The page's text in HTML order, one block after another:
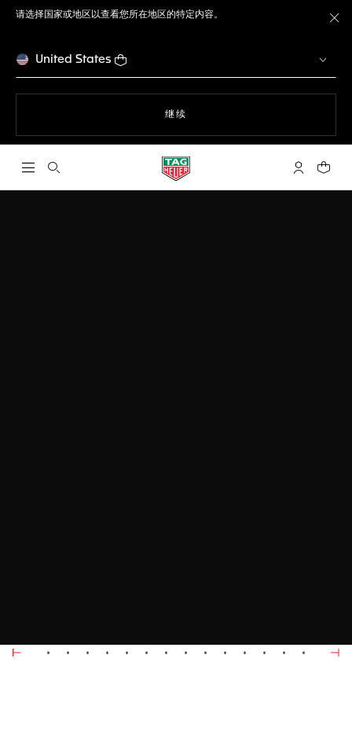
请选择国家或地区以查看您所在地区的特定内容。
United States
继续
打开搜索 My TAG您的